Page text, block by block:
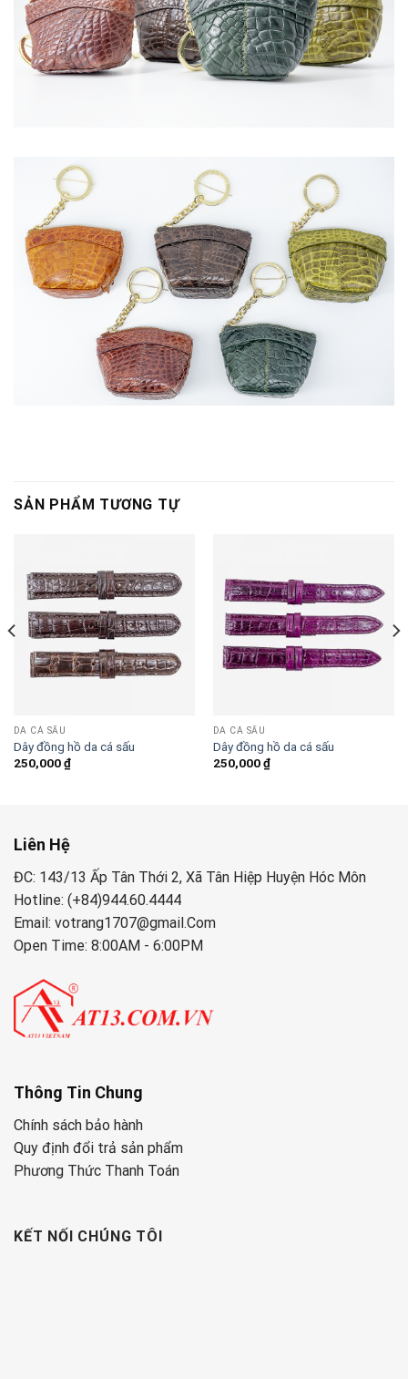
SẢN PHẨM TƯƠNG TỰ
DA CÁ SẤU
Dây đồng hồ da cá sấu
250,000₫
DA CÁ SẤU
Dây đồng hồ da cá sấu
250,000₫
Liên Hệ
ĐC: 143/13 Ấp Tân Thới 2, Xã Tân Hiệp Huyện Hóc Môn
Hotline: (+84)944.60.4444
Email: votrang1707@gmail.Com
Open Time: 8:00AM - 6:00PM
Thông Tin Chung
Chính sách bảo hành
Quy định đổi trả sản phẩm
Phương Thức Thanh Toán
KẾT NỐI CHÚNG TÔI